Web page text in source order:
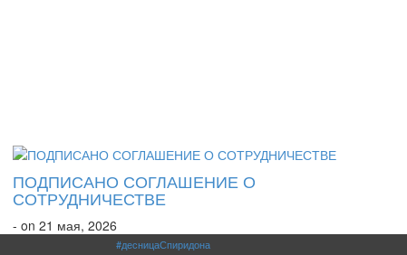
ПОДПИСАНО СОГЛАШЕНИЕ О
СОТРУДНИЧЕСТВЕ
- on 21 мая, 2026
#десницаСпиридона